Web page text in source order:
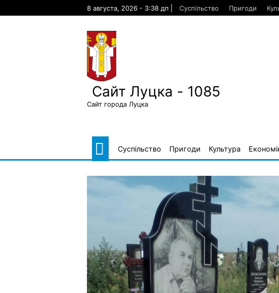
8 августа, 2026 - 3:38 дп Суспільство Пригоди
Сайт Луцка - 1085
Сайт города Луцка
Суспільство Пригоди Культура